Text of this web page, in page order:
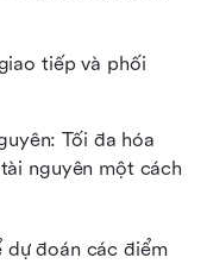
tiếp và phối
Tối đa hóa
nguyên một cách
đoán các điểm